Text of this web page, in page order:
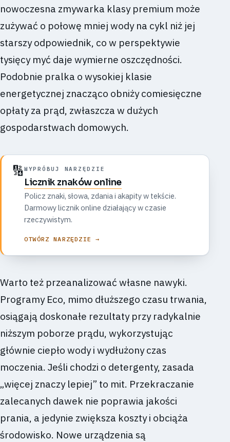
nowoczesna zmywarka klasy premium może
zużywać o połowę mniej wody na cykl niż jej
starszy odpowiednik, co w perspektywie
tysięcy myć daje wymierne oszczędności.
Podobnie pralka o wysokiej klasie
energetycznej znacząco obniży comiesięczne
opłaty za prąd, zwłaszcza w dużych
gospodarstwach domowych.
🔢 WYPRÓBUJ NARZĘDZIE
Licznik znaków online
Policz znaki, słowa, zdania i akapity w tekście.
Darmowy licznik online działający w czasie
rzeczywistym.
OTWÓRZ NARZĘDZIE →
Warto też przeanalizować własne nawyki.
Programy Eco, mimo dłuższego czasu trwania,
osiągają doskonałe rezultaty przy radykalnie
niższym poborze prądu, wykorzystując
głównie ciepło wody i wydłużony czas
moczenia. Jeśli chodzi o detergenty, zasada
„więcej znaczy lepiej” to mit. Przekraczanie
zalecanych dawek nie poprawia jakości
prania, a jedynie zwiększa koszty i obciąża
środowisko. Nowe urządzenia są